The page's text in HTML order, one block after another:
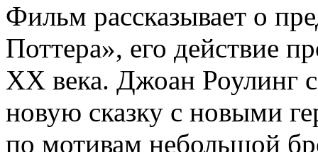
Фильм рассказывает о
Поттера», его действие
XX века. Джоан Роулинг
новую сказку с новыми
по мотивам небольшой